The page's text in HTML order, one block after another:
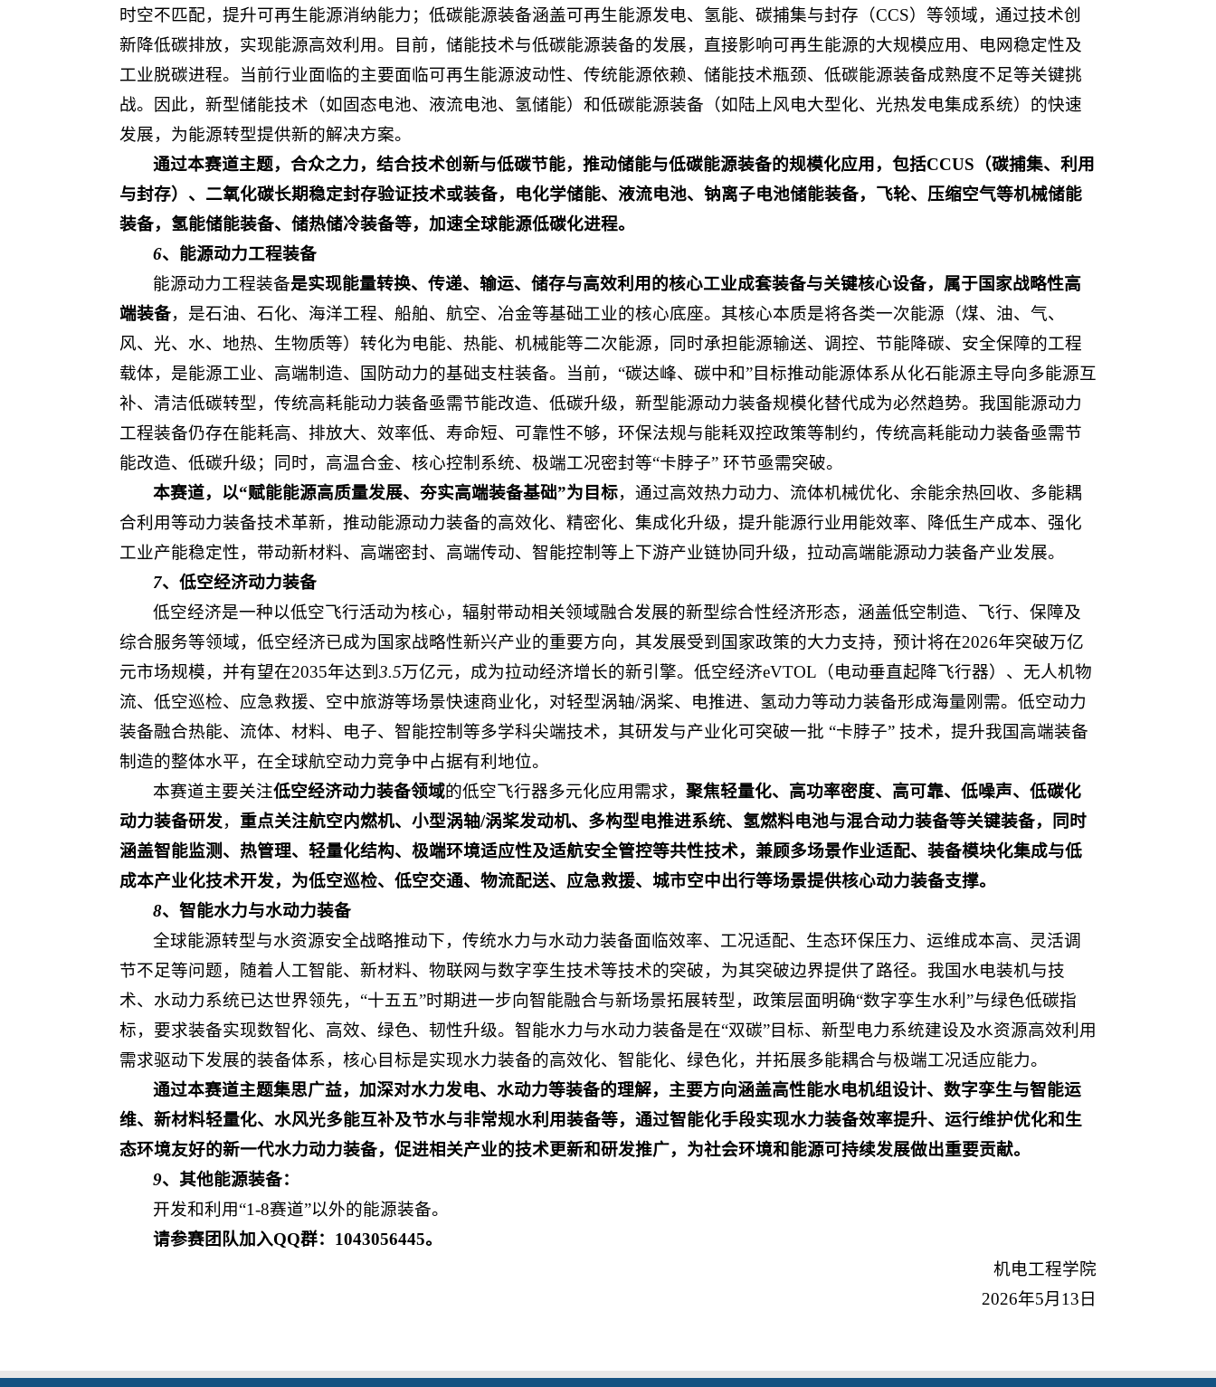
时空不匹配，提升可再生能源消纳能力；低碳能源装备涵盖可再生能源发电、氢能、碳捕集与封存（CCS）等领域，通过技术创
新降低碳排放，实现能源高效利用。目前，储能技术与低碳能源装备的发展，直接影响可再生能源的大规模应用、电网稳定性及
工业脱碳进程。当前行业面临的主要面临可再生能源波动性、传统能源依赖、储能技术瓶颈、低碳能源装备成熟度不足等关键挑
战。因此，新型储能技术（如固态电池、液流电池、氢储能）和低碳能源装备（如陆上风电大型化、光热发电集成系统）的快速
发展，为能源转型提供新的解决方案。
通过本赛道主题，合众之力，结合技术创新与低碳节能，推动储能与低碳能源装备的规模化应用，包括CCUS（碳捕集、利用
与封存）、二氧化碳长期稳定封存验证技术或装备，电化学储能、液流电池、钠离子电池储能装备，飞轮、压缩空气等机械储能
装备，氢能储能装备、储热储冷装备等，加速全球能源低碳化进程。
6、能源动力工程装备
能源动力工程装备是实现能量转换、传递、输运、储存与高效利用的核心工业成套装备与关键核心设备，属于国家战略性高
端装备，是石油、石化、海洋工程、船舶、航空、冶金等基础工业的核心底座。其核心本质是将各类一次能源（煤、油、气、
风、光、水、地热、生物质等）转化为电能、热能、机械能等二次能源，同时承担能源输送、调控、节能降碳、安全保障的工程
载体，是能源工业、高端制造、国防动力的基础支柱装备。当前，“碳达峰、碳中和”目标推动能源体系从化石能源主导向多能源互
补、清洁低碳转型，传统高耗能动力装备亟需节能改造、低碳升级，新型能源动力装备规模化替代成为必然趋势。我国能源动力
工程装备仍存在能耗高、排放大、效率低、寿命短、可靠性不够，环保法规与能耗双控政策等制约，传统高耗能动力装备亟需节
能改造、低碳升级；同时，高温合金、核心控制系统、极端工况密封等“卡脖子” 环节亟需突破。
本赛道，以“赋能能源高质量发展、夯实高端装备基础”为目标，通过高效热力动力、流体机械优化、余能余热回收、多能耦
合利用等动力装备技术革新，推动能源动力装备的高效化、精密化、集成化升级，提升能源行业用能效率、降低生产成本、强化
工业产能稳定性，带动新材料、高端密封、高端传动、智能控制等上下游产业链协同升级，拉动高端能源动力装备产业发展。
7、低空经济动力装备
低空经济是一种以低空飞行活动为核心，辐射带动相关领域融合发展的新型综合性经济形态，涵盖低空制造、飞行、保障及
综合服务等领域，低空经济已成为国家战略性新兴产业的重要方向，其发展受到国家政策的大力支持，预计将在2026年突破万亿
元市场规模，并有望在2035年达到 ‌3.5万亿元，成为拉动经济增长的新引擎。低空经济eVTOL（电动垂直起降飞行器）、无人机物
流、低空巡检、应急救援、空中旅游等场景快速商业化，对轻型涡轴/涡桨、电推进、氢动力等动力装备形成海量刚需。低空动力
装备融合热能、流体、材料、电子、智能控制等多学科尖端技术，其研发与产业化可突破一批 “卡脖子” 技术，提升我国高端装备
制造的整体水平，在全球航空动力竞争中占据有利地位。
本赛道主要关注低空经济动力装备领域的低空飞行器多元化应用需求，聚焦轻量化、高功率密度、高可靠、低噪声、低碳化
动力装备研发， 重点关注航空内燃机、小型涡轴/涡桨发动机、多构型电推进系统、氢燃料电池与混合动力装备等关键装备，同时
涵盖智能监测、热管理、轻量化结构、极端环境适应性及适航安全管控等共性技术，兼顾多场景作业适配、装备模块化集成与低
成本产业化技术开发，为低空巡检、低空交通、物流配送、应急救援、城市空中出行等场景提供核心动力装备支撑。
8、智能水力与水动力装备
全球能源转型与水资源安全战略推动下，传统水力与水动力装备面临效率、工况适配、生态环保压力、运维成本高、灵活调
节不足等问题，随着人工智能、新材料、物联网与数字孪生技术等技术的突破，为其突破边界提供了路径。我国水电装机与技
术、水动力系统已达世界领先，“十五五”时期进一步向智能融合与新场景拓展转型，政策层面明确“数字孪生水利”与绿色低碳指
标，要求装备实现数智化、高效、绿色、韧性升级。智能水力与水动力装备是在“双碳”目标、新型电力系统建设及水资源高效利用
需求驱动下发展的装备体系，核心目标是实现水力装备的高效化、智能化、绿色化，并拓展多能耦合与极端工况适应能力。
通过本赛道主题集思广益，加深对水力发电、水动力等装备的理解，主要方向涵盖高性能水电机组设计、数字孪生与智能运
维、新材料轻量化、水风光多能互补及节水与非常规水利用装备等，通过智能化手段实现水力装备效率提升、运行维护优化和生
态环境友好的新一代水力动力装备，促进相关产业的技术更新和研发推广，为社会环境和能源可持续发展做出重要贡献。
9、其他能源装备：
开发和利用“1-8赛道”以外的能源装备。
请参赛团队加入QQ群： 1043056445。
机电工程学院
2026年5月13日